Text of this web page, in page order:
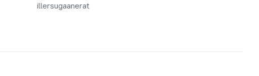
illersugaanerat